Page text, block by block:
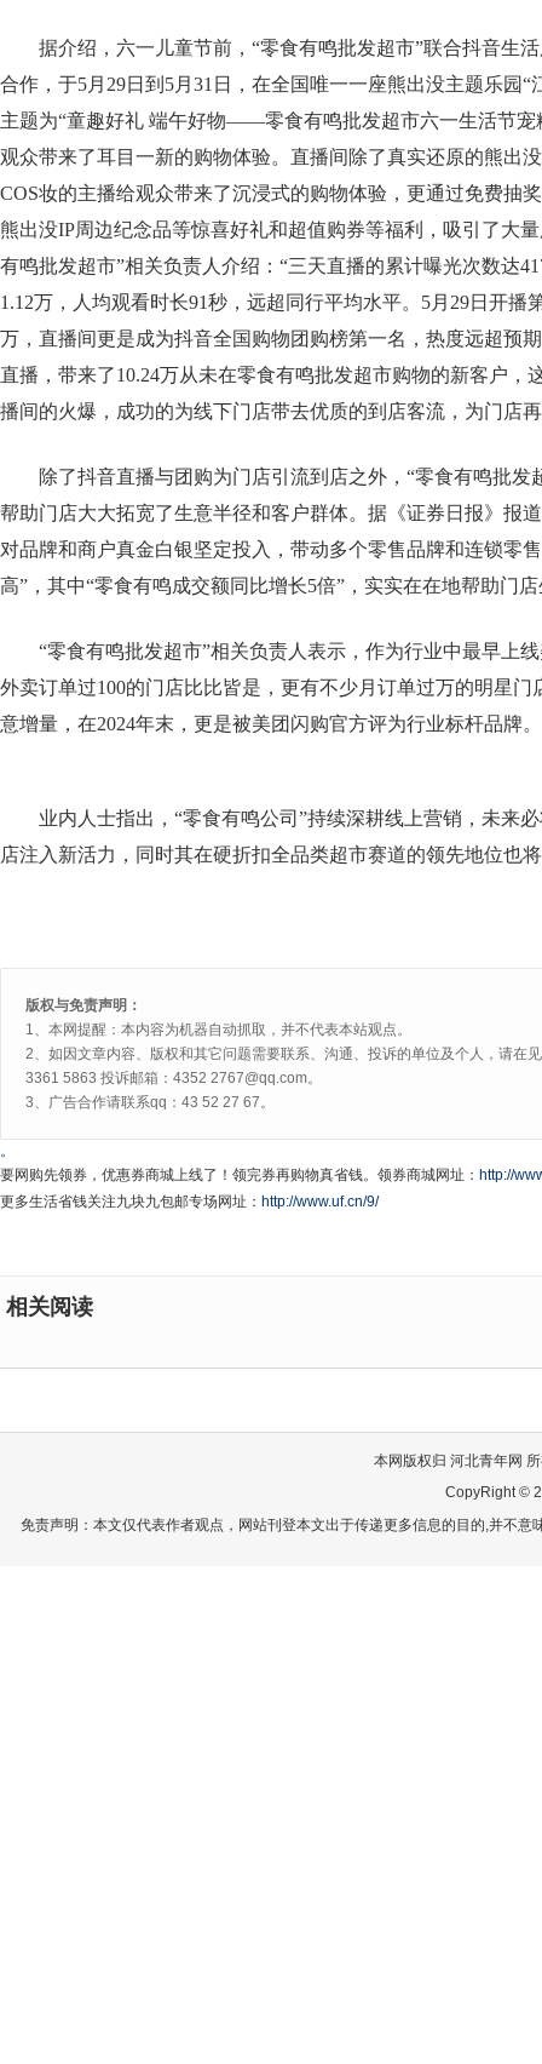
据介绍，六一儿童节前，“零食有鸣批发超市”联合抖音生
合作，于5月29日到5月31日，在全国唯一一座熊出没主题乐园“
主题为“童趣好礼 端午好物——零食有鸣批发超市六一生活节宠
观众带来了耳目一新的购物体验。直播间除了真实还原的熊出
COS妆的主播给观众带来了沉浸式的购物体验，更通过免费抽
熊出没IP周边纪念品等惊喜好礼和超值购券等福利，吸引了大
有鸣批发超市”相关负责人介绍：“三天直播的累计曝光次数达
1.12万，人均观看时长91秒，远超同行平均水平。5月29日开播
万，直播间更是成为抖音全国购物团购榜第一名，热度远超预
直播，带来了10.24万从未在零食有鸣批发超市购物的新客户，
播间的火爆，成功的为线下门店带去优质的到店客流，为门店
除了抖音直播与团购为门店引流到店之外，“零食有鸣批发
帮助门店大大拓宽了生意半径和客户群体。据《证券日报》报
对品牌和商户真金白银坚定投入，带动多个零售品牌和连锁零
高”，其中“零食有鸣成交额同比增长5倍”，实实在在地帮助门
“零食有鸣批发超市”相关负责人表示，作为行业中最早上
外卖订单过100的门店比比皆是，更有不少月订单过万的明星门
意增量，在2024年末，更是被美团闪购官方评为行业标杆品牌。
业内人士指出，“零食有鸣公司”持续深耕线上营销，未来
店注入新活力，同时其在硬折扣全品类超市赛道的领先地位也
版权与免责声明：
1、本网提醒：本内容为机器自动抓取，并不代表本站观点。
2、如因文章内容、版权和其它问题需要联系、沟通、投诉的单位及个人，请在
3361 5863 投诉邮箱：4352 2767@qq.com。
3、广告合作请联系qq：43 52 27 67。
。
要网购先领券，优惠券商城上线了！领完券再购物真省钱。领券商城网址： http://
更多生活省钱关注九块九包邮专场网址： http://www.uf.cn/9/
相关阅读
本网版权归 河北青年网
CopyRight ©
免责声明：本文仅代表作者观点，网站刊登本文出于传递更多信息的目的,并不